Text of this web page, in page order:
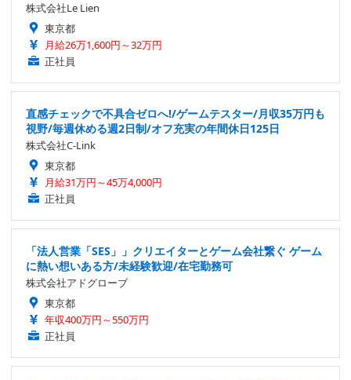
株式会社Le Lien
東京都
月給26万1,600円～32万円
正社員
直感チェックで不具合ゼロへ!/ゲームテスター/月収35万円も
視野/毎週休める週2日制/オフ充実の年間休日125日
株式会社C-Link
東京都
月給31万円～45万4,000円
正社員
「法人営業「SES」」クリエイターとゲーム会社繋ぐ ゲーム
に熱い想いある方/未経験歓迎/在宅勤務可
株式会社アドグローブ
東京都
年収400万円～550万円
正社員